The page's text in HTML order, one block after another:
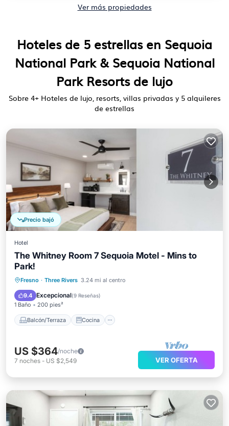
Ver más propiedades
Hoteles de 5 estrellas en Sequoia
National Park & Sequoia National
Park Resorts de lujo
Sobre 4+ Hoteles de lujo, resorts, villas privadas y 5 alquileres
de estrellas
Precio bajó
Hotel
The Whitney Room 7 Sequoia Motel - Mins to
Park!
Fresno · Three Rivers 3.24 mi al centro
9.4 Excepcional(9 Reseñas)
1 Baño 200 pies²
Balcón/Terraza Cocina
Balcón/Terraza
Cocina
Aire acondicionado
US $364/noche
7 noches - US $2,549 VER OFERTA